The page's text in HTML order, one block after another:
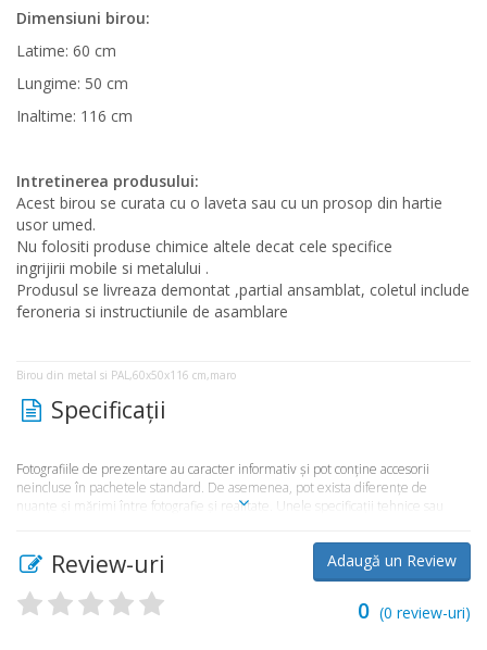
Dimensiuni birou:
Latime: 60 cm
Lungime: 50 cm
Inaltime: 116 cm
Intretinerea produsului:
Acest birou se curata cu o laveta sau cu un prosop din hartie
usor umed.
Nu folositi produse chimice altele decat cele specifice
ingrijirii mobile si metalului .
Produsul se livreaza demontat ,partial ansamblat, coletul include
feroneria si instructiunile de asamblare
Birou din metal si PAL,60x50x116 cm,maro
Specificaţii
Fotografiile de prezentare au caracter informativ şi pot conţine accesorii
neincluse în pachetele standard. De asemenea, pot exista diferenţe de
nuanţe şi mărimi între fotografie şi realitate. Unele specificaţii tehnice sau
de operare. Toate produsele şi promoţiile prezente în magazinul
Market365.ro sunt valabile în limita stocului disponibil.
Review-uri Adaugă un Review
0 (0 review-uri)